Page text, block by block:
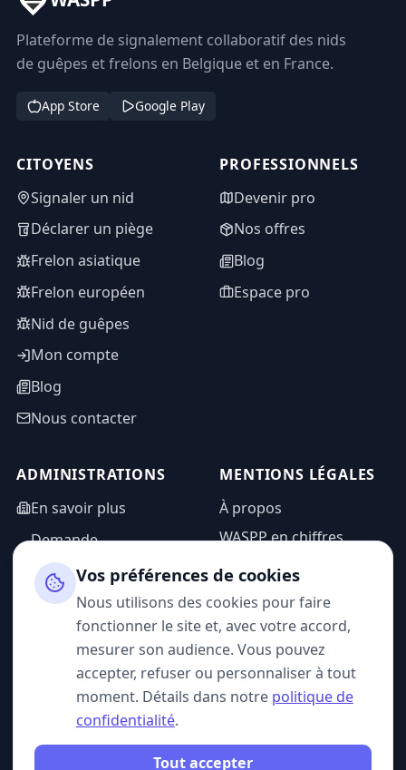
Plateforme de signalement collaboratif des nids
de guêpes et frelons en Belgique et en France.
App Store Google Play
CITOYENS
Signaler un nid
Déclarer un piège
Frelon asiatique
Frelon européen
Nid de guêpes
Mon compte
Blog
Nous contacter
PROFESSIONNELS
Devenir pro
Nos offres
Blog
Espace pro
ADMINISTRATIONS
En savoir plus
Demande
d'information
Espace admin
MENTIONS LÉGALES
À propos
WASPP en chiffres
Mentions légales
Politique de
confidentialité
CGU
SUIVEZ-NOUS
Vos préférences de cookies
Nous utilisons des cookies pour faire
fonctionner le site et, avec votre accord,
mesurer son audience. Vous pouvez
accepter, refuser ou personnaliser à tout
moment. Détails dans notre politique de
confidentialité.
Tout accepter